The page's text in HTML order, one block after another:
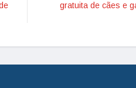
gratuita de cães e